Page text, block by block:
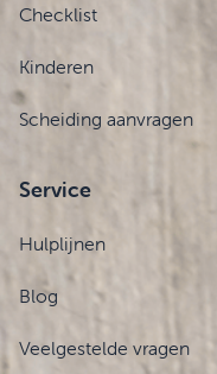
Checklist
Kinderen
Scheiding aanvragen
Service
Hulplijnen
Blog
Veelgestelde vragen